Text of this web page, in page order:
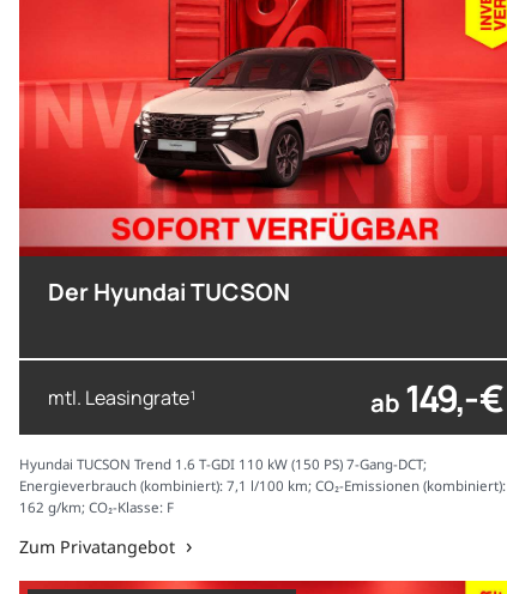
Der Hyundai TUCSON
mtl. Leasingrate1 ab 149,- €
Hyundai TUCSON Trend 1.6 T-GDI 110 kW (150 PS) 7-Gang-DCT;
Energieverbrauch (kombiniert): 7,1 l/100 km; CO₂-Emissionen (kombiniert):
162 g/km; CO₂-Klasse: F
Zum Privatangebot